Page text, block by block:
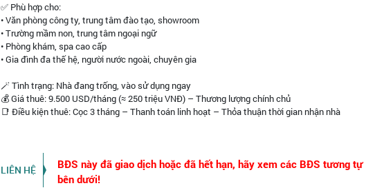
✅ Phù hợp cho:
• Văn phòng công ty, trung tâm đào tạo, showroom
• Trường mầm non, trung tâm ngoại ngữ
• Phòng khám, spa cao cấp
• Gia đình đa thế hệ, người nước ngoài, chuyên gia
🪄 Tình trạng: Nhà đang trống, vào sử dụng ngay
💰 Giá thuê: 9.500 USD/tháng (≈ 250 triệu VNĐ) – Thương lượng chính chủ
📑 Điều kiện thuê: Cọc 3 tháng – Thanh toán linh hoạt – Thỏa thuận thời gian nhận nhà
LIÊN HỆ
BĐS này đã giao dịch hoặc đã hết hạn, hãy xem các BĐS tương tự
bên dưới!